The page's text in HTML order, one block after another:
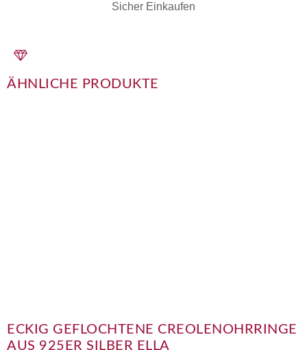
Sicher Einkaufen
ÄHNLICHE PRODUKTE
ECKIG GEFLOCHTENE CREOLENOHRRINGE
AUS 925ER SILBER ELLA